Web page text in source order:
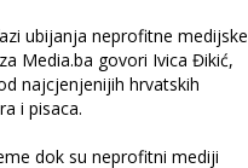
ubijanja neprofitne medijske
Media.ba govori Ivica Đikić,
najcjenjenijih hrvatskih
i pisaca.
dok su neprofitni mediji